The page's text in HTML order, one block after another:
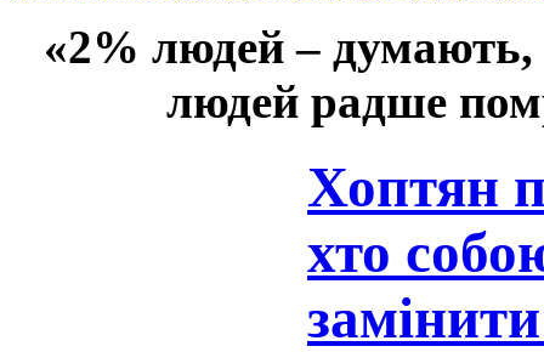
«2% людей –
людей радше
Хоптян
хто